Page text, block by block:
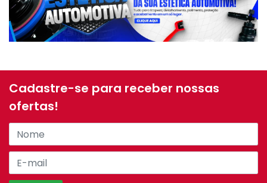
Cadastre-se para receber nossas
ofertas!